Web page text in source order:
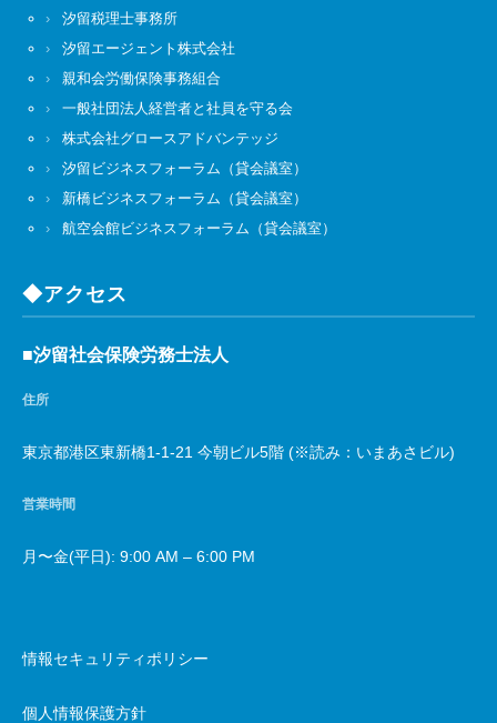
汐留税理士事務所
汐留エージェント株式会社
親和会労働保険事務組合
一般社団法人経営者と社員を守る会
株式会社グロースアドバンテッジ
汐留ビジネスフォーラム（貸会議室）
新橋ビジネスフォーラム（貸会議室）
航空会館ビジネスフォーラム（貸会議室）
◆アクセス
■汐留社会保険労務士法人
住所
東京都港区東新橋1-1-21 今朝ビル5階 (※読み：いまあさビル)
営業時間
月〜金(平日): 9:00 AM – 6:00 PM
情報セキュリティポリシー
個人情報保護方針